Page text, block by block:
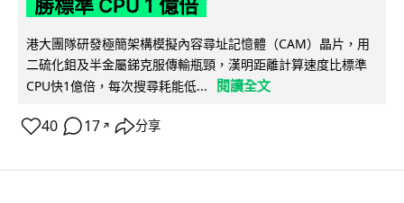
勝標準 CPU 1 億倍
港大團隊研發極簡架構模擬內容尋址記憶體（CAM）晶片，用
二硫化鉬及半金屬銻克服傳輸瓶頸，漢明距離計算速度比標準
CPU快1億倍，每次搜尋耗能低...
閱讀全文
40 17 ↗ 分享